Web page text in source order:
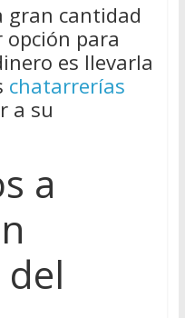
gran cantidad
para
es llevarla
chatarrerías
a su
a